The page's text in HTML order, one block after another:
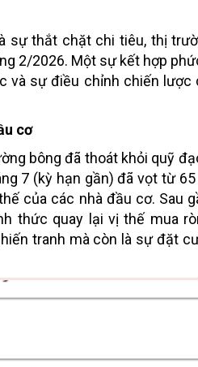
sự thắt chặt chi tiêu, thị
2/2026. Một sự kết hợp
và sự điều chỉnh chiến lược
cơ
bông đã thoát khỏi quỹ
7 (kỳ hạn gần) đã vọt từ
của các nhà đầu cơ. Sau
thức quay lại vị thế mua
tranh mà còn là sự đặt